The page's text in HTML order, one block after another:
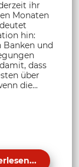
ihr
Monaten
hin:
und
dass
über
die...